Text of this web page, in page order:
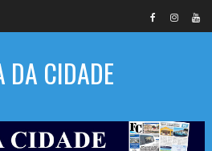
DA CIDADE